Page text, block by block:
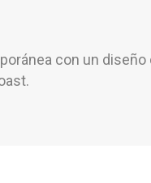
con un diseño